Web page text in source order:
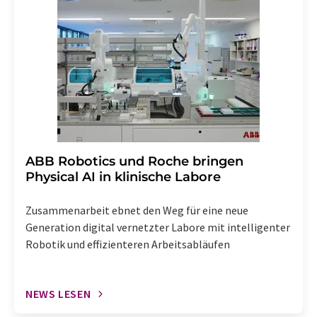
widerruf@lumitos.commit Wirkung für die Zukunft
widerrufen. Zudem ist in jeder E-Mail ein Link zur
Abbestellung des entsprechenden Newsletters
enthalten.
​​​​​​​ABB Robotics und Roche bringen
Physical AI in klinische Labore
Zusammenarbeit ebnet den Weg für eine neue
Generation digital vernetzter Labore mit intelligenter
Robotik und effizienteren Arbeitsabläufen
NEWS LESEN